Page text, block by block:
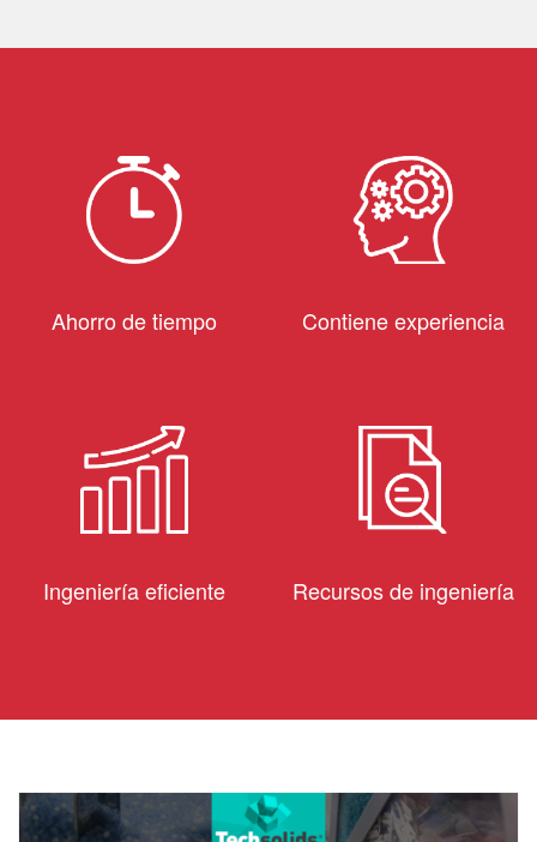
Ahorro de tiempo Contiene experiencia
Ingeniería eficiente Recursos de ingeniería